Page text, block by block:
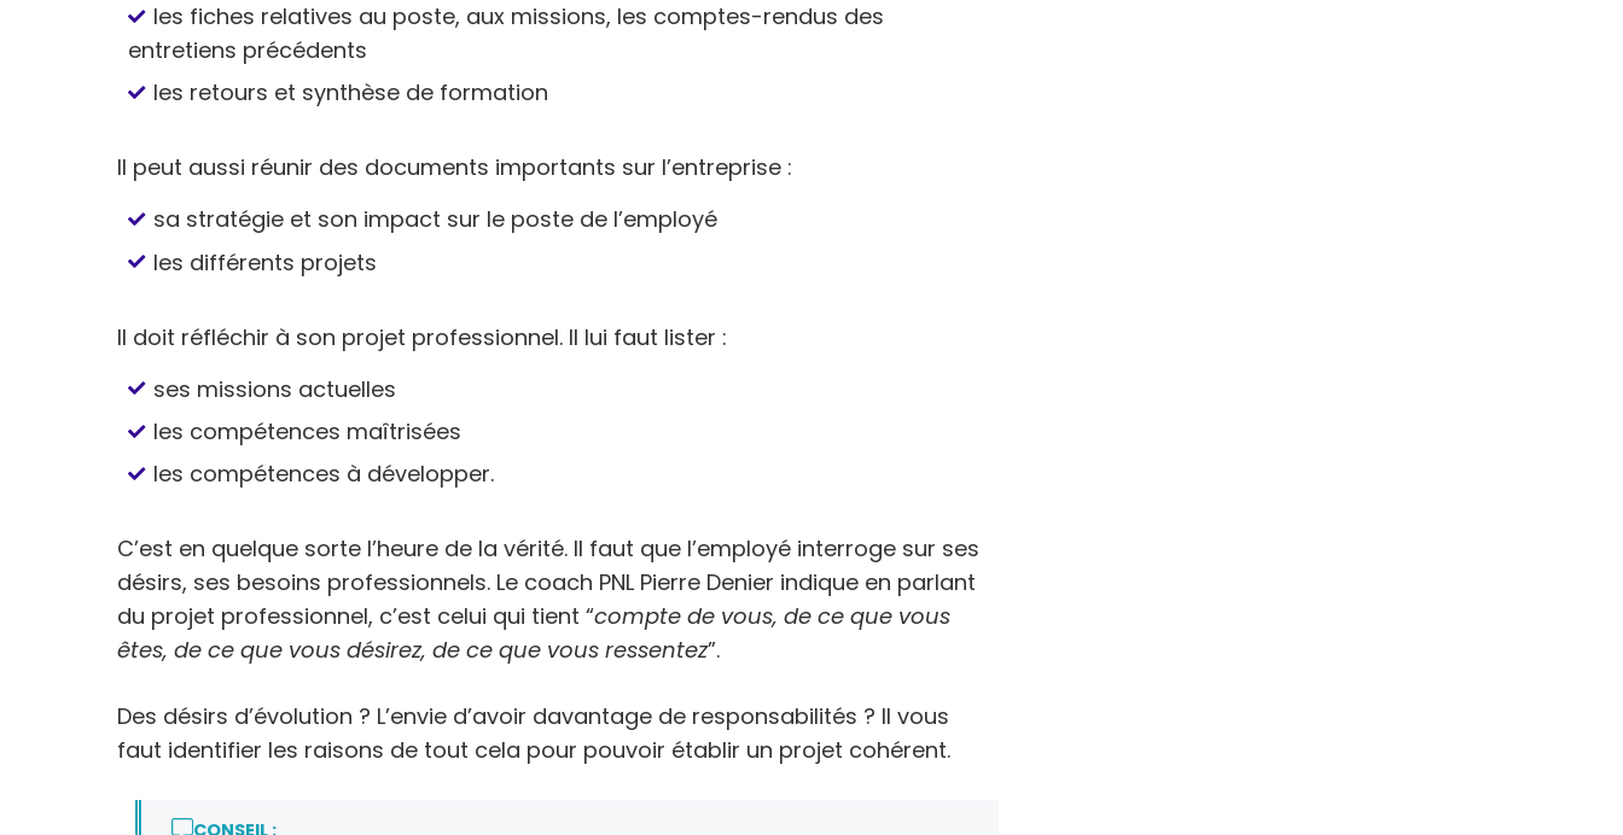
les fiches relatives au poste, aux missions, les comptes-rendus des
entretiens précédents
les retours et synthèse de formation
Il peut aussi réunir des documents importants sur l’entreprise :
sa stratégie et son impact sur le poste de l’employé
les différents projets
Il doit réfléchir à son projet professionnel. Il lui faut lister :
ses missions actuelles
les compétences maîtrisées
les compétences à développer.
C’est en quelque sorte l’heure de la vérité. Il faut que l’employé interroge sur ses
désirs, ses besoins professionnels. Le coach PNL Pierre Denier indique en parlant
du projet professionnel, c’est celui qui tient “compte de vous, de ce que vous
êtes, de ce que vous désirez, de ce que vous ressentez”.
Des désirs d’évolution ? L’envie d’avoir davantage de responsabilités ? Il vous
faut identifier les raisons de tout cela pour pouvoir établir un projet cohérent.